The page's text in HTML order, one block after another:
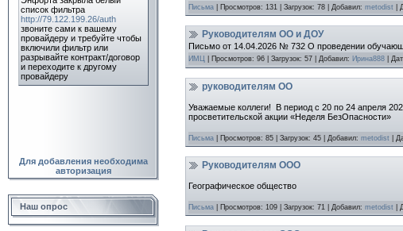
Для добавления необходима
авторизация
Наш опрос
Письма Просмотров: 131 Загрузок: 78 Добавил: metodist
Руководителям ОО и ДОУ
Письмо от 14.04.2026 № 732 О проведении
ИМЦ Просмотров: 96 Загрузок: 57 Добавил: Ирина888
руководителям ОО
Уважаемые коллеги! В период с 20 по 24 апреля
просветительской акции «Неделя БезОпасности»
Письма Просмотров: 85 Загрузок: 45 Добавил: metodist
Руководителям ООО
Географическое общество
Письма Просмотров: 109 Загрузок: 71 Добавил: metodist